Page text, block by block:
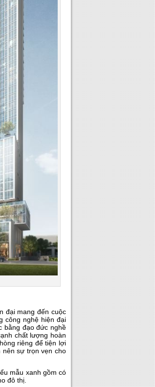
đại mang đến cuộc
công nghệ hiện đại
bằng đạo đức nghề
chất lượng hoàn
riêng để tiện lợi
nên sự trọn vẹn cho
mẫu xanh gồm có
đô thị.